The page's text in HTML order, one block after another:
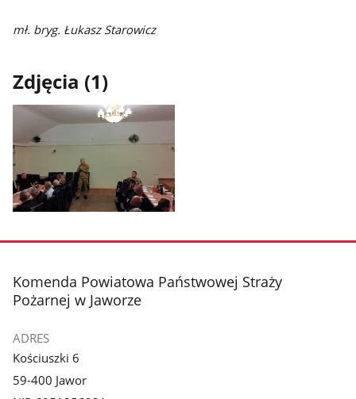
mł. bryg. Łukasz Starowicz
Zdjęcia (1)
zdjęcie
galerii.
stopka
Komenda Powiatowa Państwowej Straży
Pożarnej w Jaworze
ADRES
Kościuszki 6
59-400 Jawor